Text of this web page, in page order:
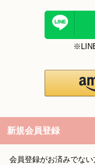
新規会員登録
会員登録がお済みでない